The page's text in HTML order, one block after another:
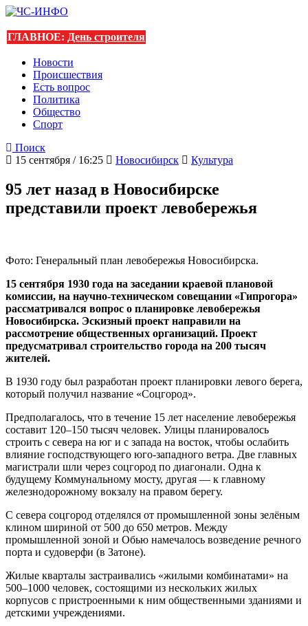
ГЛАВНОЕ: День строителя
Новости
Происшествия
Есть вопрос
Политика
Общество
Спорт
Поиск
15 сентября / 16:25
Новосибирск Культура
95 лет назад в Новосибирске
представили проект левобережья
Фото: Генеральный план левобережья Новосибирска.
15 сентября 1930 года на заседании краевой плановой
комиссии, на научно-техническом совещании «Гипрогора»
рассматривался вопрос о планировке левобережья
Новосибирска. Эскизный проект направили на
рассмотрение общественных организаций. Проект
предусматривал строительство города на 200 тысяч
жителей.
В 1930 году был разработан проект планировки левого берега,
который получил название «Соцгород».
Предполагалось, что в течение 15 лет население левобережья
составит 120–150 тысяч человек. Улицы планировалось
строить с севера на юг и с запада на восток, чтобы ослабить
влияние господствующего юго-западного ветра. Две главных
магистрали шли через соцгород по диагонали. Одна к
будущему Коммунальному мосту, другая — к главному
железнодорожному вокзалу на правом берегу.
С севера соцгород отделялся от промышленной зоны зелёным
клином шириной от 500 до 650 метров. Между
промышленной зоной и Обью намечалось возведение речного
порта и судоверфи (в Затоне).
Жилые кварталы застраивались «жилыми комбинатами» на
500–1000 человек, состоящими из нескольких жилых
корпусов с пристроенными к ним общественными зданиями и
детскими учреждениями.